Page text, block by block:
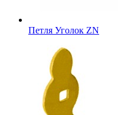
Петля Уголок ZN